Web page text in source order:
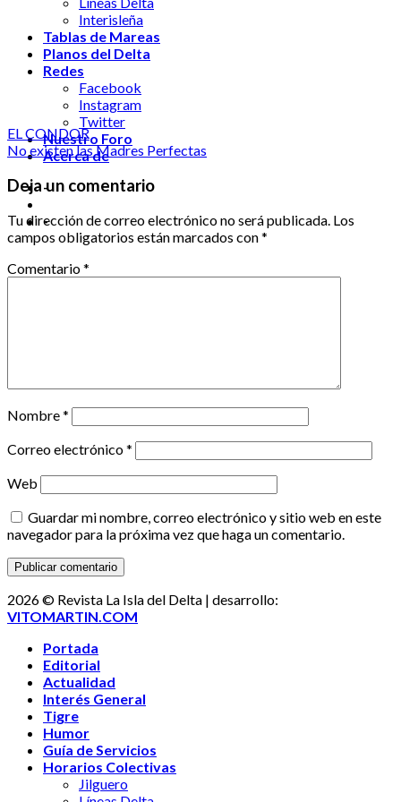
Interisleña
Tablas de Mareas
Planos del Delta
Redes
Facebook
Instagram
Twitter
Nuestro Foro
Acerca de
-
-
EL CONDOR
No existen las Madres Perfectas
Deja un comentario
Tu dirección de correo electrónico no será publicada. Los
campos obligatorios están marcados con*
Comentario*
Nombre*
Correo electrónico*
Web
Guardar mi nombre, correo electrónico y sitio web en este
navegador para la próxima vez que haga un comentario.
2026 © Revista La Isla del Delta | desarrollo:
VITOMARTIN.COM
Portada
Editorial
Actualidad
Interés General
Tigre
Humor
Guía de Servicios
Horarios Colectivas
Jilguero